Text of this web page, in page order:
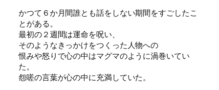
かつて６か月間誰とも話をしない期間をすごしたこ
とがある。
最初の２週間は運命を呪い、
そのようなきっかけをつくった人物への
恨みや怒りで心の中はマグマのように渦巻いてい
た。
怨嗟の言葉が心の中に充満していた。